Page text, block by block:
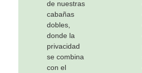
de nuestras
cabañas
dobles,
donde la
privacidad
se combina
con el